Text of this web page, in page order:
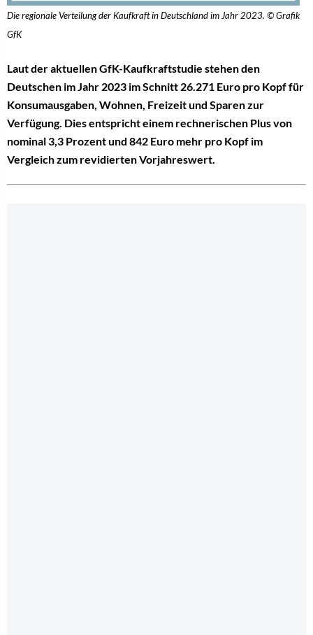
Die regionale Verteilung der Kaufkraft in Deutschland im Jahr 2023. © Grafik
GfK
Laut der aktuellen GfK-Kaufkraftstudie stehen den
Deutschen im Jahr 2023 im Schnitt 26.271 Euro pro Kopf für
Konsumausgaben, Wohnen, Freizeit und Sparen zur
Verfügung. Dies entspricht einem rechnerischen Plus von
nominal 3,3 Prozent und 842 Euro mehr pro Kopf im
Vergleich zum revidierten Vorjahreswert.